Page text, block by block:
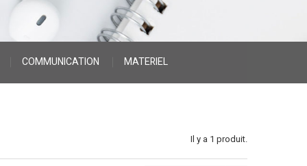
COMMUNICATION MATERIEL
Il y a 1 produit.